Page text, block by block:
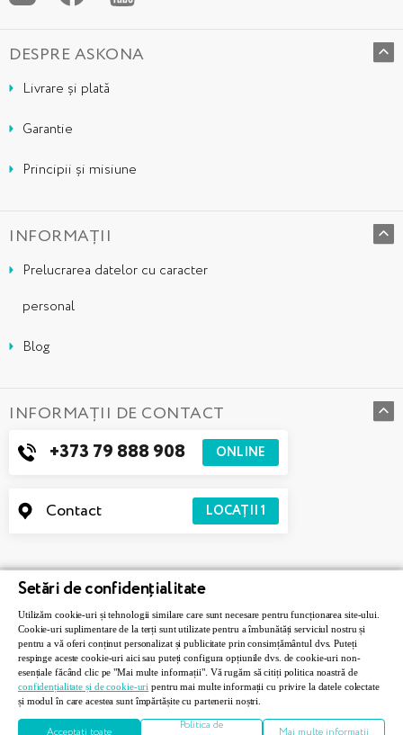
DESPRE ASKONA
Livrare și plată
Garantie
Principii și misiune
INFORMAȚII
Prelucrarea datelor cu caracter
personal
Blog
INFORMAȚII DE CONTACT
+373 79 888 908 ONLINE
Contact LOCAȚII 1
Askona © 2026. Toate drepturile rezervate.
Developed by5Reasons
Setări de confidențialitate
Utilizăm cookie-uri și tehnologii similare care sunt necesare pentru funcționarea site-ului.
Cookie-uri suplimentare de la terți sunt utilizate pentru a îmbunătăți serviciul nostru și
pentru a vă oferi conținut personalizat și publicitate prin consimțământul dvs. Puteți
respinge aceste cookie-uri aici sau puteți configura opțiunile dvs. de cookie-uri non-
esențiale făcând clic pe "Mai multe informații". Vă rugăm să citiți politica noastră de
confidențialitate și de cookie-uri pentru mai multe informații cu privire la datele colectate
și modul în care acestea sunt împărtășite cu partenerii noștri.
Politica de